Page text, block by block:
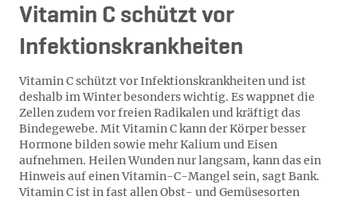
Vitamin C schützt vor
Infektionskrankheiten
Vitamin C schützt vor Infektionskrankheiten und ist
deshalb im Winter besonders wichtig. Es wappnet die
Zellen zudem vor freien Radikalen und kräftigt das
Bindegewebe. Mit Vitamin C kann der Körper besser
Hormone bilden sowie mehr Kalium und Eisen
aufnehmen. Heilen Wunden nur langsam, kann das ein
Hinweis auf einen Vitamin-C-Mangel sein, sagt Bank.
Vitamin C ist in fast allen Obst- und Gemüsesorten